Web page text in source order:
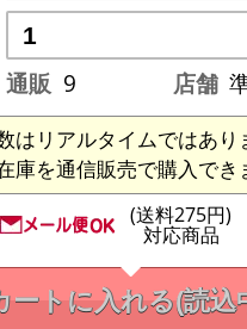
通販 9 店舗
はリアルタイムではあり
庫を通信販売で購入でき
(送料275円)
対応商品
ートに入れる(読込